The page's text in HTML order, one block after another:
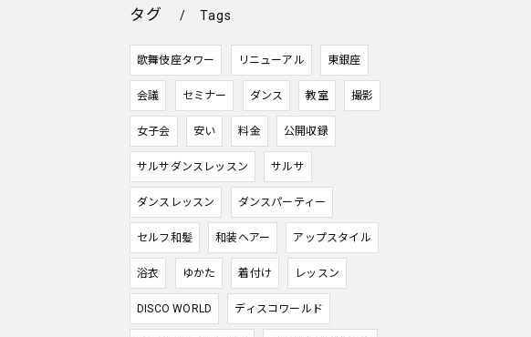
タグ Tags
歌舞伎座タワー リニューアル 東銀座
会議 セミナー ダンス 教室 撮影
女子会 安い 料金 公開収録
サルサダンスレッスン サルサ
ダンスレッスン ダンスパーティー
セルフ和髪 和装ヘアー アップスタイル
浴衣 ゆかた 着付け レッスン
DISCO WORLD ディスコワールド